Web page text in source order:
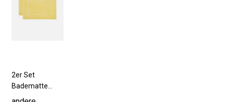
2er Set
Badematte
50x70 cm